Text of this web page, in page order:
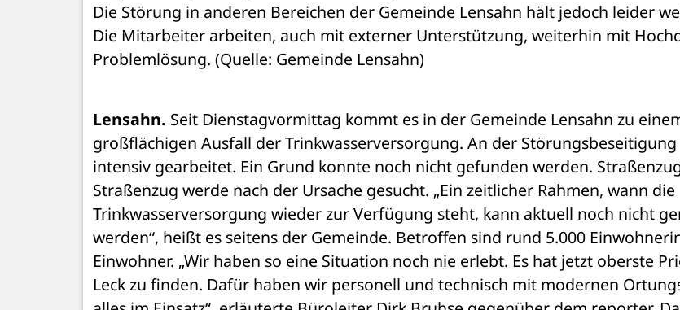
Die Mitarbeiter arbeiten, auch mit externer Unterstützung, weiterhin mit
Problemlösung. (Quelle: Gemeinde Lensahn)
Lensahn. Seit Dienstagvormittag kommt es in der Gemeinde Lensahn zu
großflächigen Ausfall der Trinkwasserversorgung. An der
intensiv gearbeitet. Ein Grund konnte noch nicht gefunden werden.
Straßenzug werde nach der Ursache gesucht. „Ein zeitlicher Rahmen, wann die
Trinkwasserversorgung wieder zur Verfügung steht, kann aktuell noch nicht
werden“, heißt es seitens der Gemeinde. Betroffen sind rund 5.000
Einwohner. „Wir haben so eine Situation noch nie erlebt. Es hat jetzt oberste
Leck zu finden. Dafür haben wir personell und technisch mit modernen